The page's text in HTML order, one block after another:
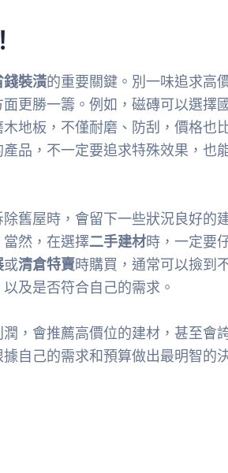
錢裝潢的重要關鍵。別一味追求高
更勝一籌。例如，磁磚可以選擇國
地板，不僅耐磨、防刮，價格也
品，不一定要追求特殊效果，也
舊屋時，會留下一些狀況良好的
然，在選擇二手建材時，一定要
或清倉特賣時購買，通常可以撿到
及是否符合自己的需求。
，會推薦高價位的建材，甚至會
自己的需求和預算做出最明智的